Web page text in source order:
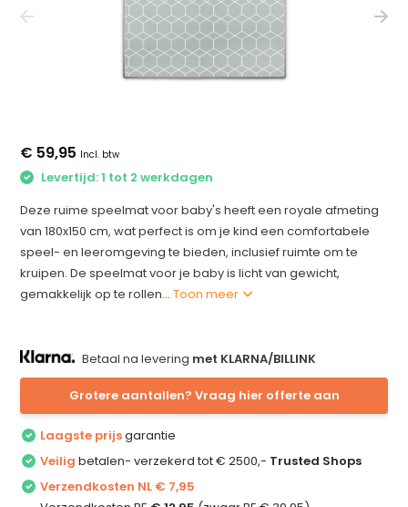
€ 59,95 Incl. btw
Levertijd: 1 tot 2 werkdagen
Deze ruime speelmat voor baby's heeft een royale afmeting
van 180x150 cm, wat perfect is om je kind een comfortabele
speel- en leeromgeving te bieden, inclusief ruimte om te
kruipen. De speelmat voor je baby is licht van gewicht,
gemakkelijk op te rollen...Toon meer
Betaal na levering met KLARNA/BILLINK
Grotere aantallen? Vraag hier offerte aan
Laagste prijsgarantie
Veilig betalen- verzekerd tot € 2500,- Trusted Shops
Verzendkosten NL € 7,95